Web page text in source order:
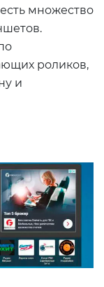
множество
роликов,
и